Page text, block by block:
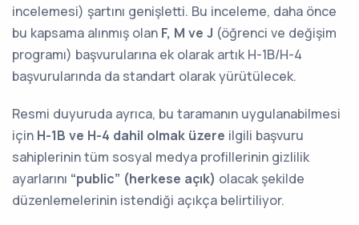
incelemesi) şartını genişletti. Bu inceleme, daha önce
bu kapsama alınmış olan F, M ve J (öğrenci ve değişim
programı) başvurularına ek olarak artık H-1B/H-4
başvurularında da standart olarak yürütülecek.
Resmi duyuruda ayrıca, bu taramanın uygulanabilmesi
için H-1B ve H-4 dahil olmak üzere ilgili başvuru
sahiplerinin tüm sosyal medya profillerinin gizlilik
ayarlarını “public” (herkese açık) olacak şekilde
düzenlemelerinin istendiği açıkça belirtiliyor.